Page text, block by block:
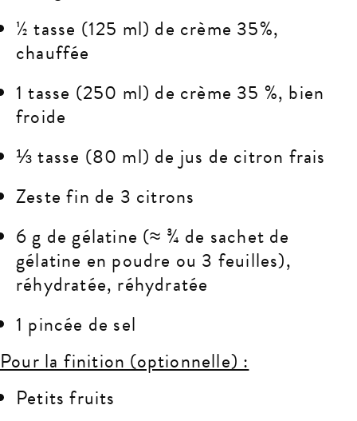
½ tasse (125 ml) de crème 35%,
chauffée
1 tasse (250 ml) de crème 35 %, bien
froide
⅓ tasse (80 ml) de jus de citron frais
Zeste fin de 3 citrons
6 g de gélatine (≈ ¾ de sachet de
gélatine en poudre ou 3 feuilles),
réhydratée, réhydratée
1 pincée de sel
Pour la finition (optionnelle) :
Petits fruits